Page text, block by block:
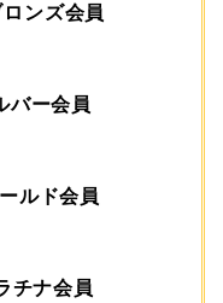
ンズ会員
バー会員
ルド会員
チナ会員